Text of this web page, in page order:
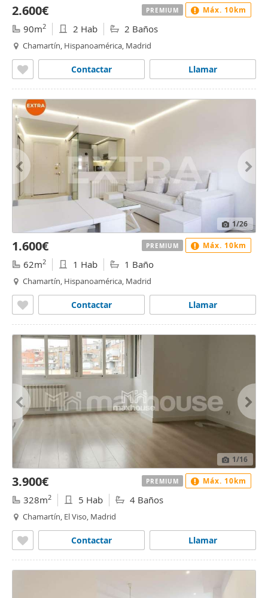
2.600€
90m2 2 Hab 2 Baños
Chamartín, Hispanoamérica, Madrid
Llamar
Contactar
PREMIUM Máx. 10km
1/26
1.600€
62m2 1 Hab 1 Baño
Chamartín, Hispanoamérica, Madrid
Llamar
Contactar
PREMIUM Máx. 10km
1/16
3.900€
328m2 5 Hab 4 Baños
Chamartín, El Viso, Madrid
Llamar
Contactar
PREMIUM Máx. 10km